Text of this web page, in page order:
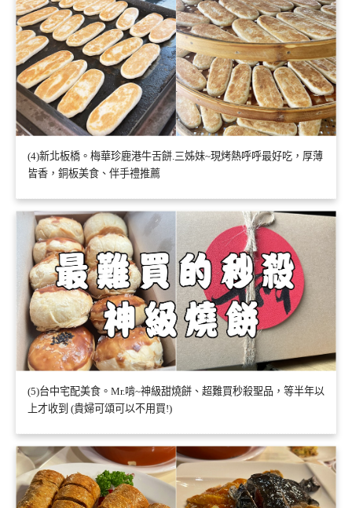
(4)新北板橋。梅華珍鹿港牛舌餅.三姊妹~現烤熱呼呼最好吃，厚薄
皆香，銅板美食、伴手禮推薦
(5)台中宅配美食。Mr.啃~神級甜燒餅、超難買秒殺聖品，等半年以
上才收到 (貴婦可頌可以不用買!)